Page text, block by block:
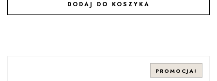
DODAJ DO KOSZYKA
DODAJ DO ULUBIONYCH
PROMOCJA!